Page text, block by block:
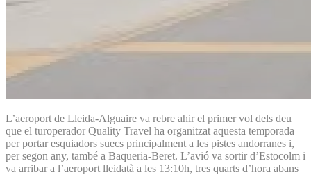
L’aeroport de Lleida-Alguaire va rebre ahir el primer vol dels deu
que el turoperador Quality Travel ha organitzat aquesta temporada
per portar esquiadors suecs principalment a les pistes andorranes i,
per segon any, també a Baqueria-Beret. L’avió va sortir d’Estocolm i
va arribar a l’aeroport lleidatà a les 13:10h, tres quarts d’hora abans